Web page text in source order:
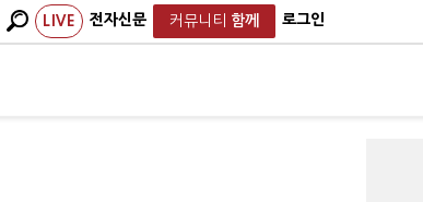
LIVE 전자신문 커뮤니티 함께 로그인